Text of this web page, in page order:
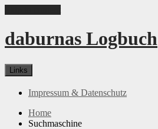
daburnas Logbuch
Links
Impressum & Datenschutz
Home
Suchmaschine